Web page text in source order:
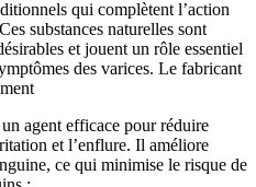
qui complètent l’action
substances naturelles sont
et jouent un rôle essentiel
des varices. Le fabricant
agent efficace pour réduire
et l’enflure. Il améliore
ce qui minimise le risque de